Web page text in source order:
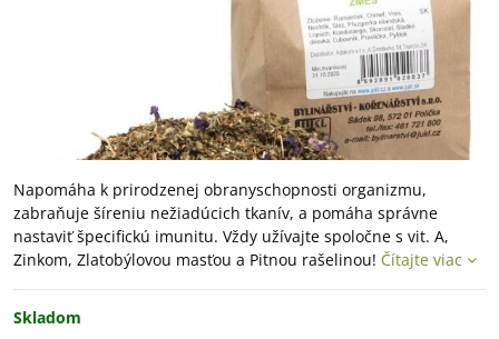
Napomáha k prirodzenej obranyschopnosti organizmu,
zabraňuje šíreniu nežiadúcich tkanív, a pomáha správne
nastaviť špecifickú imunitu. Vždy užívajte spoločne s vit. A,
Zinkom, Zlatobýlovou masťou a Pitnou rašelinou! Čítajte viac
Skladom